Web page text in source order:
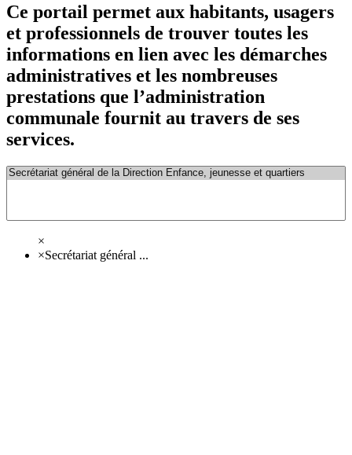
Ce portail permet aux habitants, usagers
et professionnels de trouver toutes les
informations en lien avec les démarches
administratives et les nombreuses
prestations que l’administration
communale fournit au travers de ses
services.
×
×Secrétariat général ...